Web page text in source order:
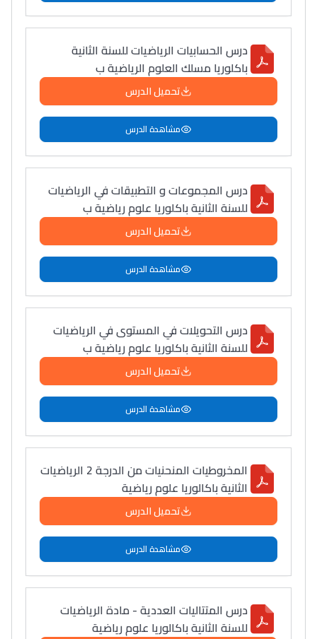
درس الحسابيات الرياضيات للسنة الثانية
باكلوريا مسلك العلوم الرياضية ب
تحميل الدرس
مشاهدة الدرس
درس المجموعات و التطبيقات في الرياضيات
للسنة الثانية باكلوريا علوم رياضية ب
تحميل الدرس
مشاهدة الدرس
درس التحويلات في المستوى في الرياضيات
للسنة الثانية باكلوريا علوم رياضية ب
تحميل الدرس
مشاهدة الدرس
المخروطيات المنحنيات من الدرجة 2 الرياضيات
الثانية باكالوريا علوم رياضية
تحميل الدرس
مشاهدة الدرس
درس المتتاليات العددية - مادة الرياضيات
للسنة الثانية باكالوريا علوم رياضية